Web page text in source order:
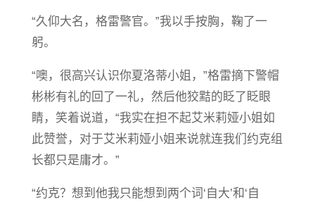
“久仰大名，格雷警官。”我以手按胸，鞠了一
躬。
“噢，很高兴认识你夏洛蒂小姐，”格雷摘下警帽
彬彬有礼的回了一礼，然后他狡黠的眨了眨眼
睛，笑着说道，“我实在担不起艾米莉娅小姐如
此赞誉，对于艾米莉娅小姐来说就连我们约克组
长都只是庸才。”
“约克？想到他我只能想到两个词‘自大’和‘自